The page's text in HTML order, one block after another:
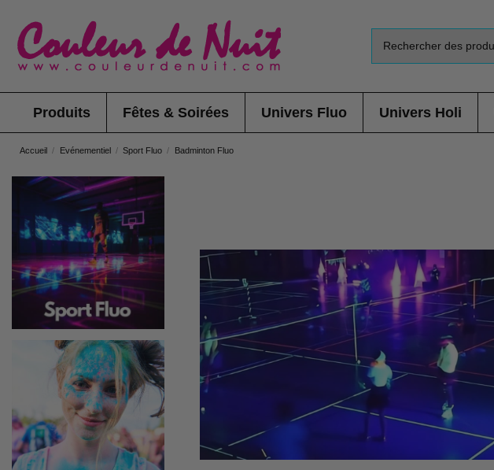
Produits Fêtes & Soirées Univers Fluo Univers Holi
Accueil Evénementiel Sport Fluo Badminton Fluo